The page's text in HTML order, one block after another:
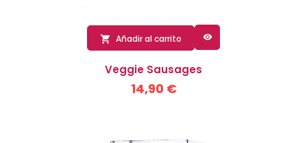
 Añadir al carrito 
Veggie Sausages
14,90 €